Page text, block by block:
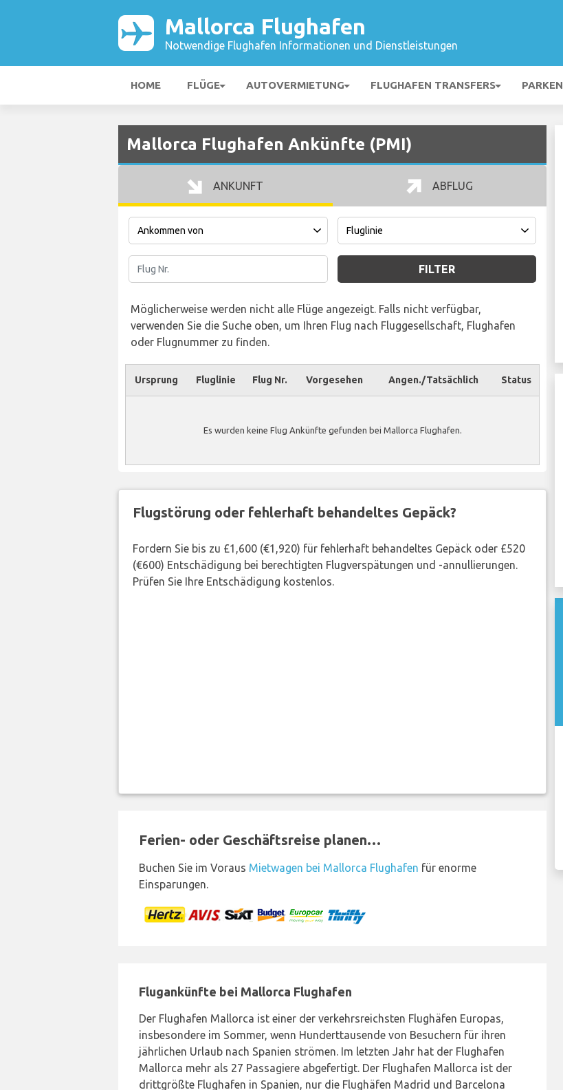
Mallorca Flughafen
Notwendige Flughafen Informationen und Dienstleistungen
HOME FLÜGE AUTOVERMIETUNG FLUGHAFEN TRANSFERS PARKEN
Mallorca Flughafen Ankünfte (PMI)
ANKUNFT ABFLUG
FILTER
Möglicherweise werden nicht alle Flüge angezeigt. Falls nicht verfügbar,
verwenden Sie die Suche oben, um Ihren Flug nach Fluggesellschaft, Flughafen
oder Flugnummer zu finden.
Ursprung Fluglinie Flug Nr. Vorgesehen Angen./Tatsächlich Status
Es wurden keine Flug Ankünfte gefunden bei Mallorca Flughafen.
Flugstörung oder fehlerhaft behandeltes Gepäck?
Fordern Sie bis zu £1,600 (€1,920) für fehlerhaft behandeltes Gepäck oder £520
(€600) Entschädigung bei berechtigten Flugverspätungen und -annullierungen.
Prüfen Sie Ihre Entschädigung kostenlos.
Ferien- oder Geschäftsreise planen…
Buchen Sie im Voraus Mietwagen bei Mallorca Flughafen für enorme
Einsparungen.
Flugankünfte bei Mallorca Flughafen
Der Flughafen Mallorca ist einer der verkehrsreichsten Flughäfen Europas,
insbesondere im Sommer, wenn Hunderttausende von Besuchern für ihren
jährlichen Urlaub nach Spanien strömen. Im letzten Jahr hat der Flughafen
Mallorca mehr als 27 Passagiere abgefertigt. Der Flughafen Mallorca ist der
drittgrößte Flughafen in Spanien, nur die Flughäfen Madrid und Barcelona
wurde er annulliert?
Sie haben möglicherweise anspruch auf